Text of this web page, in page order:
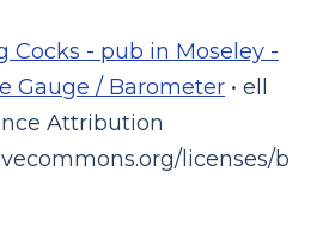
Cocks - pub in Moseley -
Gauge / Barometer • ell
Attribution
licenses/b